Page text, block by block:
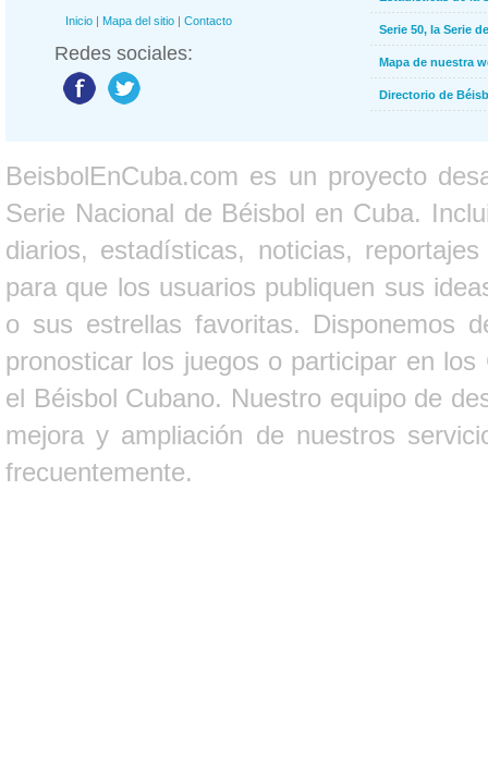
Inicio | Mapa del sitio | Contacto
Redes sociales:
Serie 50, la Serie
Mapa de nuestra
Directorio de
BeisbolEnCuba.com es un proyecto
Serie Nacional de Béisbol en Cuba.
diarios, estadísticas, noticias,
para que los usuarios publiquen sus
o sus estrellas favoritas. Disponemos
pronosticar los juegos o participar en
el Béisbol Cubano. Nuestro equipo de
mejora y ampliación de nuestros
frecuentemente.